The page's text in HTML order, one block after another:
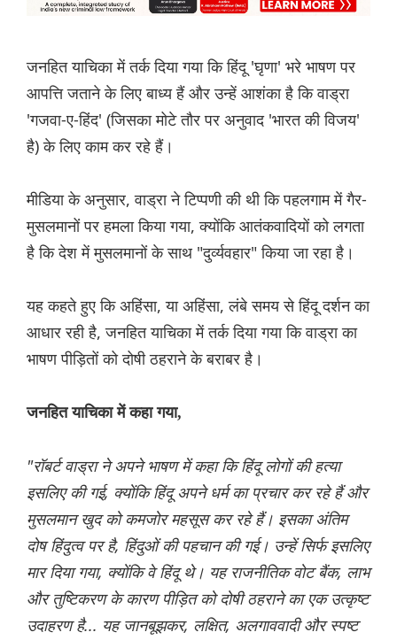
जनहित याचिका में तर्क दिया गया कि हिंदू 'घृणा' भरे भाषण पर
आपत्ति जताने के लिए बाध्य हैं और उन्हें आशंका है कि वाड्रा
'गजवा-ए-हिंद' (जिसका मोटे तौर पर अनुवाद 'भारत की विजय'
है) के लिए काम कर रहे हैं।
मीडिया के अनुसार, वाड्रा ने टिप्पणी की थी कि पहलगाम में गैर-
मुसलमानों पर हमला किया गया, क्योंकि आतंकवादियों को लगता
है कि देश में मुसलमानों के साथ "दुर्व्यवहार" किया जा रहा है।
यह कहते हुए कि अहिंसा, या अहिंसा, लंबे समय से हिंदू दर्शन का
आधार रही है, जनहित याचिका में तर्क दिया गया कि वाड्रा का
भाषण पीड़ितों को दोषी ठहराने के बराबर है।
जनहित याचिका में कहा गया,
"रॉबर्ट वाड्रा ने अपने भाषण में कहा कि हिंदू लोगों की हत्या
इसलिए की गई, क्योंकि हिंदू अपने धर्म का प्रचार कर रहे हैं और
मुसलमान खुद को कमजोर महसूस कर रहे हैं। इसका अंतिम
दोष हिंदुत्व पर है, हिंदुओं की पहचान की गई। उन्हें सिर्फ इसलिए
मार दिया गया, क्योंकि वे हिंदू थे। यह राजनीतिक वोट बैंक, लाभ
और तुष्टिकरण के कारण पीड़ित को दोषी ठहराने का एक उत्कृष्ट
उदाहरण है... यह जानबूझकर, लक्षित, अलगाववादी और स्पष्ट